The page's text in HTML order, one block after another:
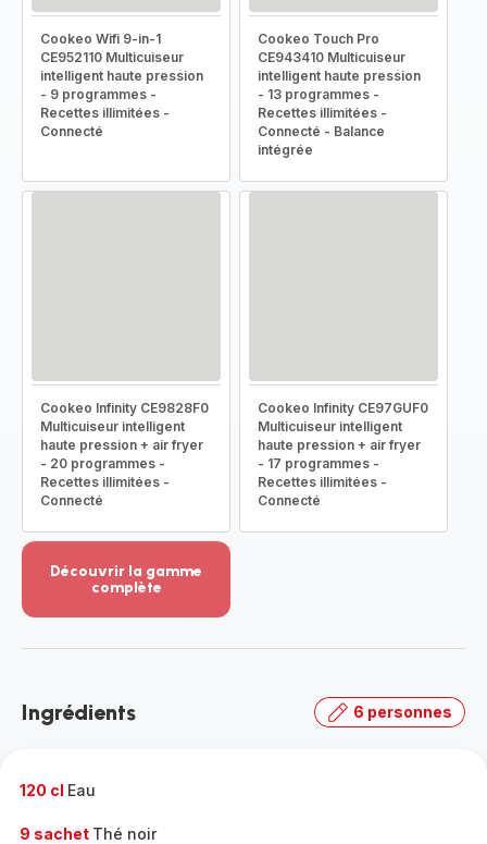
Cookeo Wifi 9-in-1
CE952110 Multicuiseur
intelligent haute pression
- 9 programmes -
Recettes illimitées -
Connecté
Cookeo Touch Pro
CE943410 Multicuiseur
intelligent haute pression
- 13 programmes -
Recettes illimitées -
Connecté - Balance
intégrée
Cookeo Infinity CE9828F0
Multicuiseur intelligent
haute pression + air fryer
- 20 programmes -
Recettes illimitées -
Connecté
Cookeo Infinity CE97GUF0
Multicuiseur intelligent
haute pression + air fryer
- 17 programmes -
Recettes illimitées -
Connecté
Découvrir la gamme
complète
-
gamme
Ingrédients 6 personnes
120 cl Eau
9 sachet Thé noir